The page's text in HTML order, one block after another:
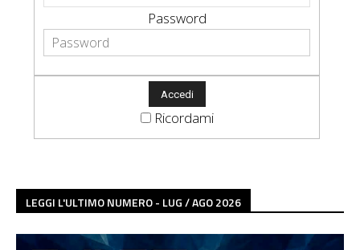
Password
Ricordami
LEGGI L'ULTIMO NUMERO - LUG / AGO 2026